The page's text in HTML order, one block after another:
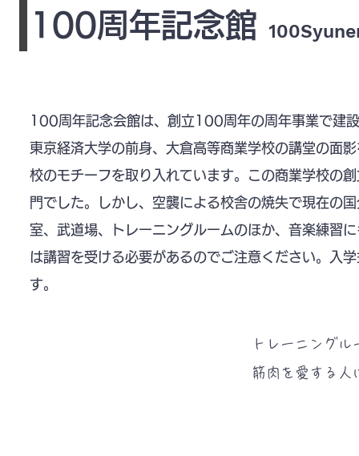
​100周年記念館
100周年記念会館は、創立100周年の周年事業で建
東京経済大学の前身、大倉高等商業学校の講堂の面
校のモチーフを取り入れています。この商業学校の
門でした。しかし、空襲による校舎の焼失で現在の
室、武道場、トレーニングルームのほか、音楽練習
は講習を受ける必要があるのでご注意ください。入
す。
トレーニング
筋肉を愛する人